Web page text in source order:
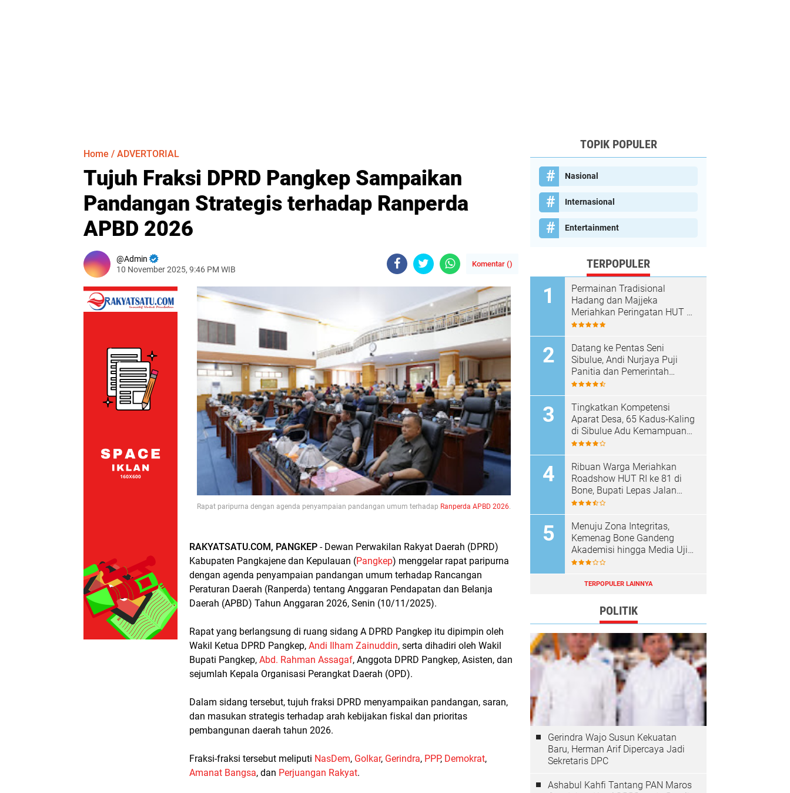
Home / ADVERTORIAL
Tujuh Fraksi DPRD Pangkep Sampaikan
Pandangan Strategis terhadap Ranperda
APBD 2026
Admin
10 November 2025, 9:46 PM WIB
Komentar ()
Rapat paripurna dengan agenda penyampaian pandangan umum terhadap Ranperda APBD 2026.
RAKYATSATU.COM, PANGKEP - Dewan Perwakilan Rakyat Daerah (DPRD)
Kabupaten Pangkajene dan Kepulauan (Pangkep) menggelar rapat paripurna
dengan agenda penyampaian pandangan umum terhadap Rancangan
Peraturan Daerah (Ranperda) tentang Anggaran Pendapatan dan Belanja
Daerah (APBD) Tahun Anggaran 2026, Senin (10/11/2025).
Rapat yang berlangsung di ruang sidang A DPRD Pangkep itu dipimpin oleh
Wakil Ketua DPRD Pangkep, Andi Ilham Zainuddin, serta dihadiri oleh Wakil
Bupati Pangkep, Abd. Rahman Assagaf, Anggota DPRD Pangkep, Asisten, dan
sejumlah Kepala Organisasi Perangkat Daerah (OPD).
Dalam sidang tersebut, tujuh fraksi DPRD menyampaikan pandangan, saran,
dan masukan strategis terhadap arah kebijakan fiskal dan prioritas
pembangunan daerah tahun 2026.
Fraksi-fraksi tersebut meliputi NasDem, Golkar, Gerindra, PPP, Demokrat,
Amanat Bangsa, dan Perjuangan Rakyat.
TOPIK POPULER
Nasional
Internasional
Entertainment
TERPOPULER
Permainan Tradisional
Hadang dan Majjeka
Meriahkan Peringatan HUT RI
di Sibulue
Datang ke Pentas Seni
Sibulue, Andi Nurjaya Puji
Panitia dan Pemerintah
Kecamatan
Tingkatkan Kompetensi
Aparat Desa, 65 Kadus-Kaling
di Sibulue Adu Kemampuan
Berpidato
Ribuan Warga Meriahkan
Roadshow HUT RI ke 81 di
Bone, Bupati Lepas Jalan
Santai
Menuju Zona Integritas,
Kemenag Bone Gandeng
Akademisi hingga Media Uji
Standar Pelayanan
TERPOPULER LAINNYA
POLITIK
Gerindra Wajo Susun Kekuatan
Baru, Herman Arif Dipercaya Jadi
Sekretaris DPC
Ashabul Kahfi Tantang PAN Maros